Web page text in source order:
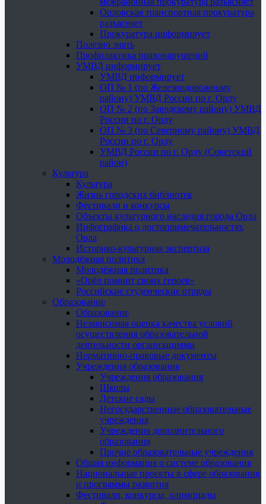
Орловская транспортная прокуратура
разъясняет
Прокуратура информирует
Полезно знать
Профилактика правонарушений
УМВД информирует
УМВД информирует
ОП № 1 (по Железнодорожному
району) УМВД России по г. Орлу
ОП № 2 (по Заводскому району) УМВД
России по г. Орлу
ОП № 3 (по Северному району) УМВД
России по г. Орлу
УМВД России по г. Орлу (Советский
район)
Культура
Культура
Жизнь городских библиотек
Фестивали и конкурсы
Объекты культурного наследия города Орла
Инфографика о достопримечательностях
Орла
Историко-культурная экспертиза
Молодёжная политика
Молодёжная политика
«Орёл помнит своих героев»
Российские студенческие отряды
Образование
Образование
Независимая оценка качества условий
осуществления образовательной
деятельности организациями
Нормативно-правовые документы
Учреждения образования
Учреждения образования
Школы
Детские сады
Негосударственные образовательные
учреждения
Учреждения дополнительного
образования
Прочие образовательные учреждения
Общая информация о системе образования
Национальные проекты в сфере образования
и программы развития
Фестивали, конкурсы, олимпиады